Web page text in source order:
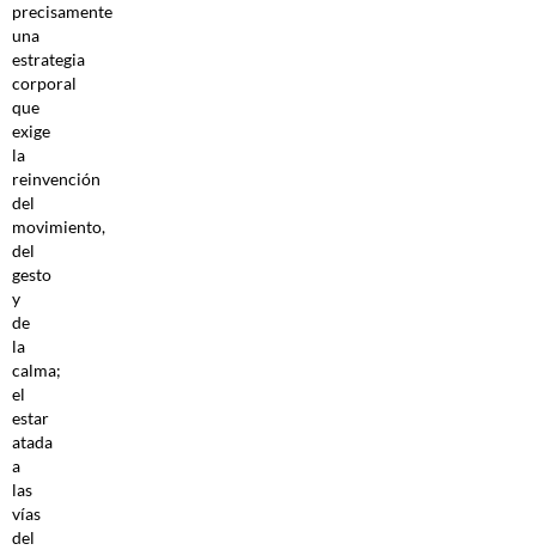
precisamente
una
estrategia
corporal
que
exige
la
reinvención
del
movimiento,
del
gesto
y
de
la
calma;
el
estar
atada
a
las
vías
del